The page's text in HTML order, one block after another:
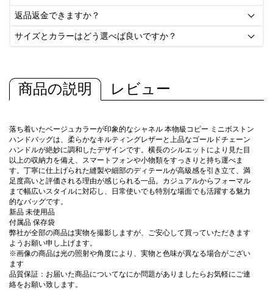
返品返金できますか？ 
サイズとカラーはどう選べば良いですか？ 
商品の説明 レビュー
落ち着いたベージュカラーが印象的なシャネル 本物級コピー ミニボストン
ハンドバッグは、柔らかなキルティングレザーと上品なゴールドチェーン
ハンドルが絶妙に調和したデザインです。横長のシルエットにより見た目
以上の収納力を備え、スマートフォンや小物類をすっきりと持ち運べま
す。丁寧に仕上げられた縫製や細部のディテールが高級感を引き立て、満
足度高いと評価される理由が感じられる一品。カジュアルからフォーマル
まで幅広いスタイルに対応し、日常使いでも特別な場面でも活躍する魅力
的なバッグです。
新品 未使用品
付属品 保存袋
弊社が全部の商品は実物を撮影しますが、ご安心して買っていただきます
ようお願い申し上げます。
※画像の商品は光の照射や角度により、実物と色味が異なる場合がござい
ます
品質保証：お届いた商品についてなにか問題がありましたらお気軽にご連
絡をお願い致します。